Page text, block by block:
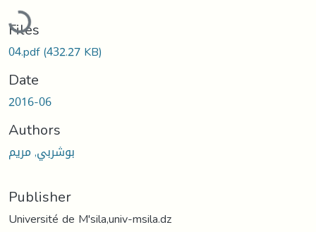
Files
04.pdf(432.27 KB)
Date
2016-06
Authors
بوشربي, مريم
Publisher
Université de M'sila,univ-msila.dz